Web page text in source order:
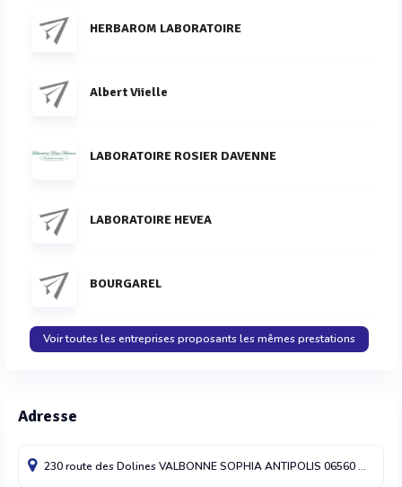
HERBAROM LABORATOIRE
Albert Viielle
LABORATOIRE ROSIER DAVENNE
LABORATOIRE HEVEA
BOURGAREL
Voir toutes les entreprises proposants les mêmes prestations
Adresse
230 route des DolinesVALBONNE SOPHIA ANTIPOLIS 06560 France